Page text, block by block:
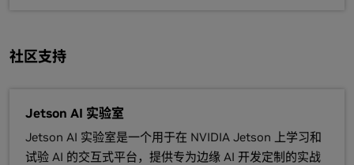
社区支持
Jetson AI 实验室
Jetson AI 实验室是一个用于在 NVIDIA Jetson 上学习和
试验 AI 的交互式平台，提供专为边缘 AI 开发定制的实战